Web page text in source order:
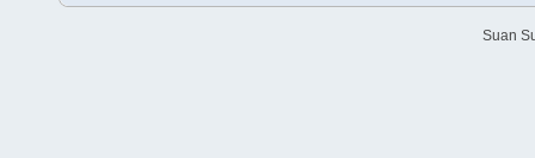
Suan